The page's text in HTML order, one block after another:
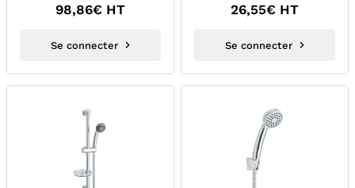
98,86€ HT
Se connecter
26,55€ HT
Se connecter